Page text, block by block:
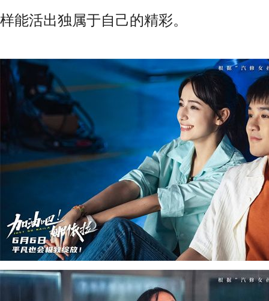
样能活出独属于自己的精彩。